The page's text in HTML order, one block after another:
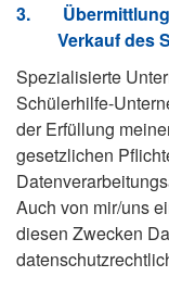
3.
Verkauf des
Spezialisierte
Schülerhilfe-
der Erfüllung
gesetzlichen
Auch von mir/uns
diesen Zwecken